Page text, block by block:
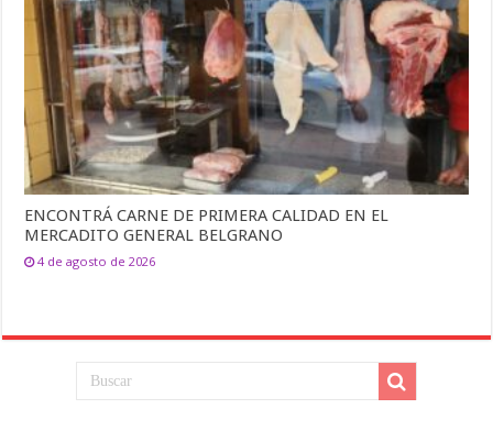
ENCONTRÁ CARNE DE PRIMERA CALIDAD EN EL
MERCADITO GENERAL BELGRANO
4 de agosto de 2026